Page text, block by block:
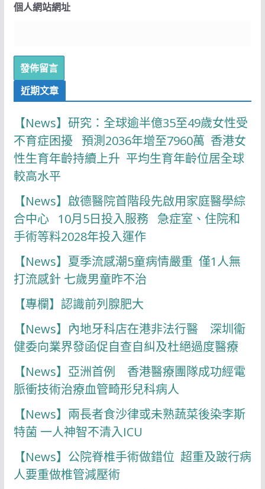
個人網站網址
近期文章
【News】研究：全球逾半億35至49歲女性受
不育症困擾 預測2036年增至7960萬 香港女
性生育年齡持續上升 平均生育年齡位居全球
較高水平
【News】啟德醫院首階段先啟用家庭醫學綜
合中心 10月5日投入服務 急症室、住院和
手術等料2028年投入運作
【News】夏季流感潮5童病情嚴重 僅1人無
打流感針 七歲男童昨不治
【專欄】認識前列腺肥大
【News】內地牙科店在港非法行醫 深圳衞
健委向業界發函促自查自糾及杜絕過度醫療
【News】亞洲首例 香港醫療團隊成功經電
脈衝技術治療血管畸形兒科病人
【News】兩長者食沙律或未熟蔬菜後染李斯
特菌 一人神智不清入ICU
【News】公院脊椎手術做錯位 超重及跛行病
人要重做椎管減壓術